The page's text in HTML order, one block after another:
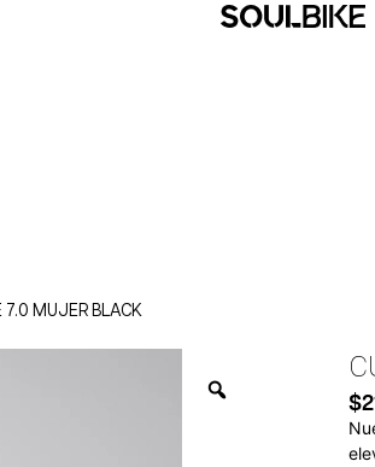
MUJER BLACK
$